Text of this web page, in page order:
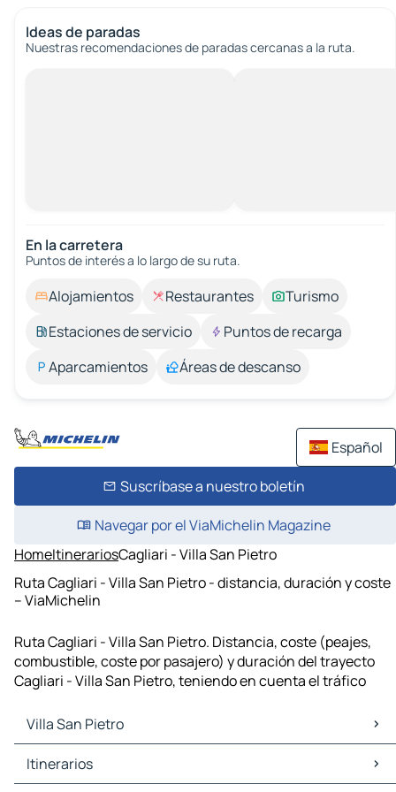
Ideas de paradas
Nuestras recomendaciones de paradas cercanas a la ruta.
En la carretera
Puntos de interés a lo largo de su ruta.
Alojamientos Restaurantes
Turismo
Estaciones de servicio
Puntos de recarga
Aparcamientos
Áreas de descanso
Español
Suscríbase a nuestro boletín
Navegar por el ViaMichelin Magazine
HomeItinerariosCagliari - Villa San Pietro
Ruta Cagliari - Villa San Pietro - distancia, duración y coste
– ViaMichelin
Ruta Cagliari - Villa San Pietro. Distancia, coste (peajes,
combustible, coste por pasajero) y duración del trayecto
Cagliari - Villa San Pietro, teniendo en cuenta el tráfico
Villa San Pietro
Villa San Pietro Mapas Planos
Villa San Pietro Trafico
Itinerarios